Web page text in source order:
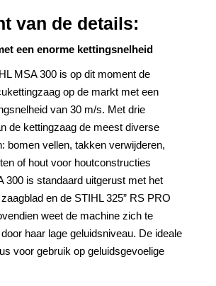
van de details:
een enorme kettingsnelheid
MSA 300 is op dit moment de
op de markt met een
van 30 m/s. Met drie
de kettingzaag de meest diverse
bomen vellen, takken verwijderen,
of hout voor houtconstructies
300 is standaard uitgerust met het
en de STIHL 325” RS PRO
weet de machine zich te
haar lage geluidsniveau. De ideale
voor gebruik op geluidsgevoelige